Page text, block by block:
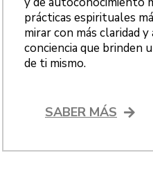
prácticas espirituales
mirar con más claridad
conciencia que brinden
de ti mismo.
SABER MÁS